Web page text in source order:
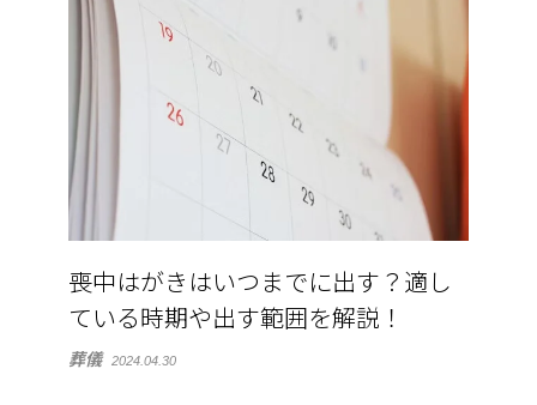
喪中はがきはいつまでに出す？適し
ている時期や出す範囲を解説！
葬儀 2024.04.30